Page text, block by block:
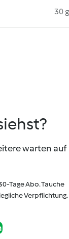
30 g
warten auf
Tage Abo. Tauche
Verpflichtung.